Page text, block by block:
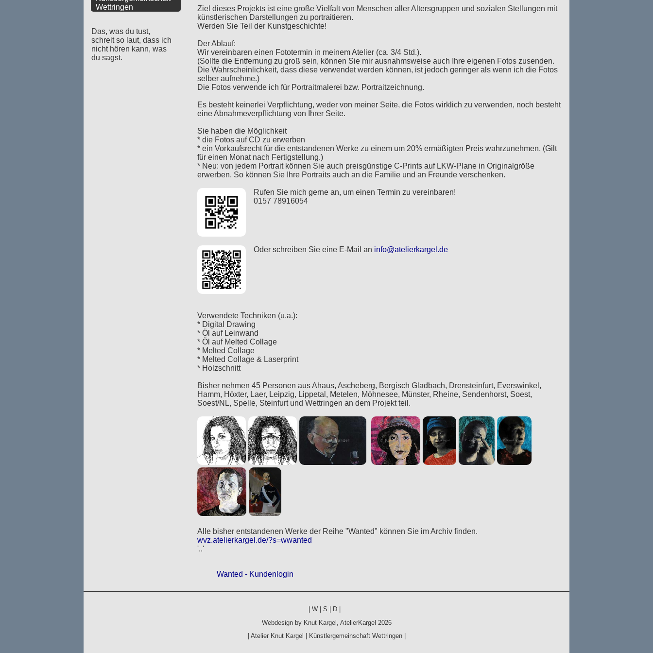
Ziel dieses Projekts ist eine große Vielfalt von Menschen aller Altersgruppen und sozialen Stellungen mit
künstlerischen Darstellungen zu portraitieren.
Werden Sie Teil der Kunstgeschichte!
Der Ablauf:
Wir vereinbaren einen Fototermin in meinem Atelier (ca. 3/4 Std.).
(Sollte die Entfernung zu groß sein, können Sie mir ausnahmsweise auch Ihre eigenen Fotos zusenden.
Die Wahrscheinlichkeit, dass diese verwendet werden können, ist jedoch geringer als wenn ich die Fotos
selber aufnehme.)
Die Fotos verwende ich für Portraitmalerei bzw. Portraitzeichnung.
Es besteht keinerlei Verpflichtung, weder von meiner Seite, die Fotos wirklich zu verwenden, noch besteht
eine Abnahmeverpflichtung von Ihrer Seite.
Sie haben die Möglichkeit
* die Fotos auf CD zu erwerben
* ein Vorkaufsrecht für die entstandenen Werke zu einem um 20% ermäßigten Preis wahrzunehmen. (Gilt
für einen Monat nach Fertigstellung.)
* Neu: von jedem Portrait können Sie auch preisgünstige C-Prints auf LKW-Plane in Originalgröße
erwerben. So können Sie Ihre Portraits auch an die Familie und an Freunde verschenken.
Rufen Sie mich gerne an, um einen Termin zu vereinbaren!
0157 78916054
Oder schreiben Sie eine E-Mail an info@atelierkargel.de
Verwendete Techniken (u.a.):
* Digital Drawing
* Öl auf Leinwand
* Öl auf Melted Collage
* Melted Collage
* Melted Collage & Laserprint
* Holzschnitt
Bisher nehmen 45 Personen aus Ahaus, Ascheberg, Bergisch Gladbach, Drensteinfurt, Everswinkel,
Hamm, Höxter, Laer, Leipzig, Lippetal, Metelen, Möhnesee, Münster, Rheine, Sendenhorst, Soest,
Soest/NL, Spelle, Steinfurt und Wettringen an dem Projekt teil.
Alle bisher entstandenen Werke der Reihe "Wanted" können Sie im Archiv finden.
wvz.atelierkargel.de/?s=wwanted
'..'
Wanted - Kundenlogin
Wettringen
Das, was du tust,
schreit so laut, dass ich
nicht hören kann, was
du sagst.
W S D
Webdesign by Knut Kargel AtelierKargel 2026
Atelier Knut Kargel Künstlergemeinschaft Wettringen|